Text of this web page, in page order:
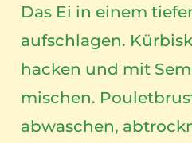
Das Ei in einem
aufschlagen.
hacken und mit
mischen.
abwaschen,